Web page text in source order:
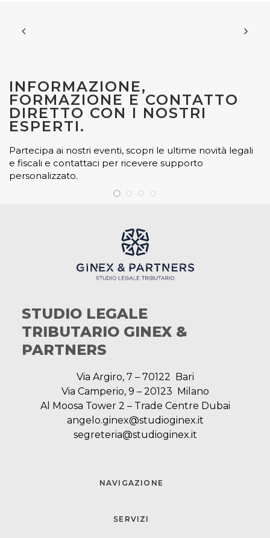
INFORMAZIONE,
FORMAZIONE E CONTATTO
DIRETTO CON I NOSTRI
ESPERTI.
Partecipa ai nostri eventi, scopri le ultime novità legali
e fiscali e contattaci per ricevere supporto
personalizzato.
STUDIO LEGALE
TRIBUTARIO GINEX &
PARTNERS
Via Argiro, 7 – 70122 Bari
Via Camperio, 9 – 20123 Milano
Al Moosa Tower 2 – Trade Centre Dubai
angelo.ginex@studioginex.it
segreteria@studioginex.it
NAVIGAZIONE
SERVIZI